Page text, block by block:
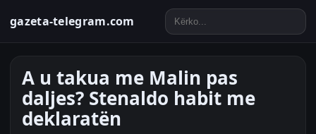
gazeta-telegram.com
A u takua me Malin pas
daljes? Stenaldo habit me
deklaratën